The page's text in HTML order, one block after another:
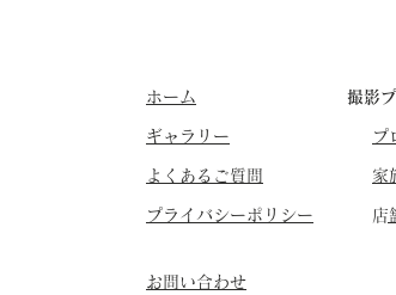
​ホーム
​ギャラリー
撮影
プ
​よくあるご質問
​プライバシーポリシー 店
​お問い合わせ
家